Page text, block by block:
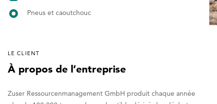
Pneus et caoutchouc
LE CLIENT
À propos de l’entreprise
Zuser Ressourcenmanagement GmbH produit chaque année